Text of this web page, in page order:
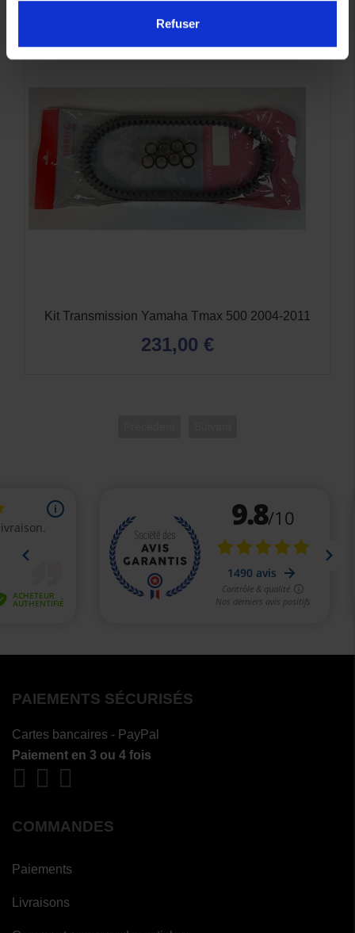
Refuser
Kit Transmission Yamaha Tmax 500 2004-2011
231,00 €
PAIEMENTS SÉCURISÉS
Cartes bancaires - PayPal
Paiement en 3 ou 4 fois
COMMANDES
Paiements
Livraisons